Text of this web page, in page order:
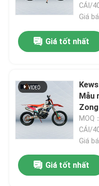
CÁI/
Giá
Giá tốt nhất
Mẫu
MOQ
CÁI/
Giá
Giá tốt nhất